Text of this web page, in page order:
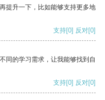
提升一下，比如能够支持更多地
支持[0] 反对[0]
同的学习需求，让我能够找到自
支持[0] 反对[0]